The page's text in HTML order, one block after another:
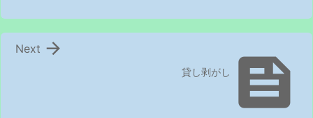

貸し剥がし

Next